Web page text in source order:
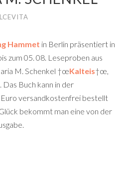
Hammet in Berlin präsentiert in
zum 05. 08. Leseproben aus
M. Schenkel †œKalteis†œ,
Buch kann in der
Euro versandkostenfrei bestellt
bekommt man eine von der